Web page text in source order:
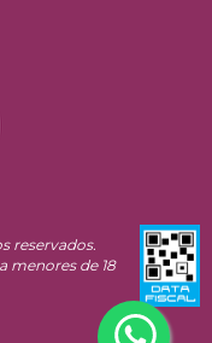
reservados.
menores de 18